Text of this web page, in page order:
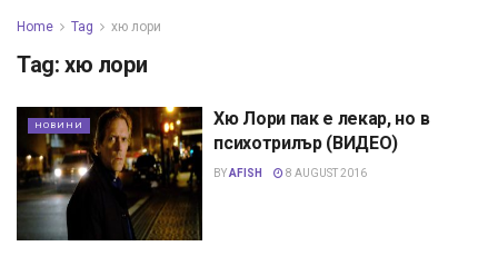
Home Tag хю лори
Tag: хю лори
НОВИНИ
Хю Лори пак е лекар, но в
психотрилър (ВИДЕО)
BYAFISH 8 AUGUST 2016